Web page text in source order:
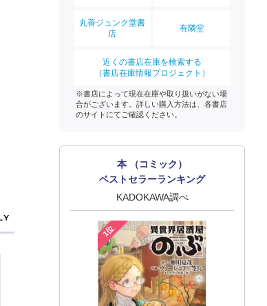
丸善ジュンク堂書
店
有隣堂
近くの書店在庫を検索する
（書店在庫情報プロジェクト）
※書店によって現在在庫や取り扱いがない場
合がございます。詳しい購入方法は、各書店
のサイトにてご確認ください。
本 （コミック）
ベストセラーランキング
KADOKAWA調べ
1位